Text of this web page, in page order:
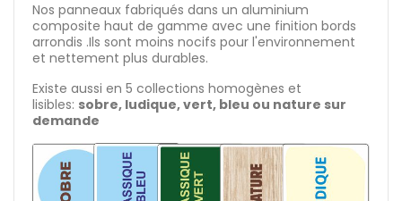
Nos panneaux fabriqués dans un aluminium
composite haut de gamme avec une finition bords
arrondis .Ils sont moins nocifs pour l'environnement
et nettement plus durables.
Existe aussi en 5 collections homogènes et
lisibles: sobre, ludique, vert, bleu ou nature sur
demande